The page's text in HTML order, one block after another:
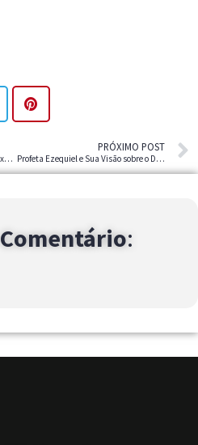
A Lição do Mosquito: Pequenas Reflexões que Transformam Vidas
PRÓXIMO POST
Profeta Ezequiel e Sua Visão sobre o Diabo
Comentário: